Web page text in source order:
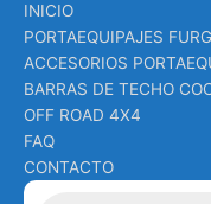
INICIO
PORTAEQUIPAJES
ACCESORIOS
BARRAS DE TECHO
OFF ROAD 4X4
FAQ
CONTACTO
Búsqueda